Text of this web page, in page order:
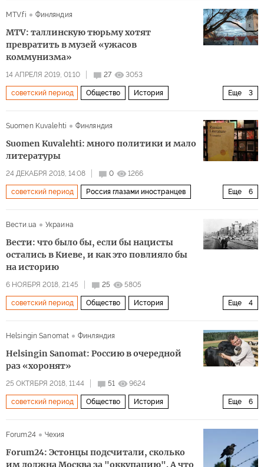
MTV.fi
Финляндия
MTV: таллинскую тюрьму хотят
превратить в музей «ужасов
коммунизма»
14 АПРЕЛЯ 2019, 01:10 27 3053
Еще 3
советский период Общество История
Suomen Kuvalehti
Финляндия
Suomen Kuvalehti: много политики и мало
литературы
24 ДЕКАБРЯ 2018, 14:08 0 1266
Еще 6
советский период Россия глазами иностранцев
СССР литература
Вести.ua Украина
Вести: что было бы, если бы нацисты
остались в Киеве, и как это повлияло бы
на историю
6 НОЯБРЯ 2018, 21:45 25 5805
Еще 4
советский период Общество История
Helsingin Sanomat Финляндия
Helsingin Sanomat: Россию в очередной
раз «хоронят»
25 ОКТЯБРЯ 2018, 11:44 51 9624
Еще 6
советский период Общество История
тоталитаризм
Forum24 Чехия
Forum24: Эстонцы подсчитали, сколько
им должна Москва за "оккупацию". А что